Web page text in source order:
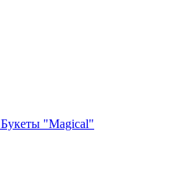
Букеты "Magical"